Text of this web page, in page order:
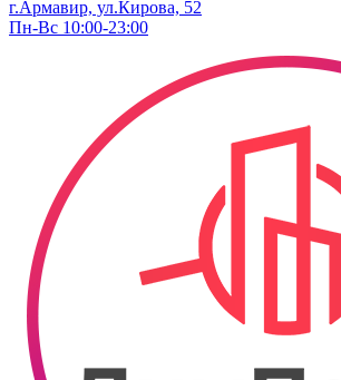
г.Армавир, ул.Кирова, 52
Пн-Вс 10:00-23:00